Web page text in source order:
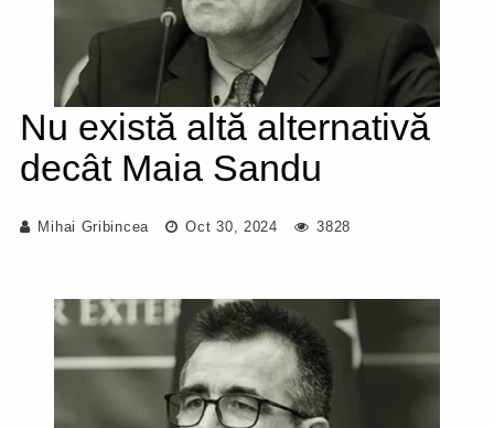
Nu există altă alternativă
decât Maia Sandu
Mihai Gribincea Oct 30, 2024 3828